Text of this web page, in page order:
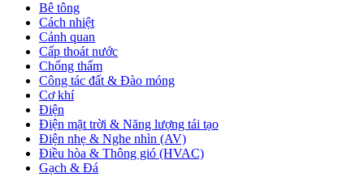
Bê tông
Cách nhiệt
Cảnh quan
Cấp thoát nước
Chống thấm
Công tác đất & Đào móng
Cơ khí
Điện
Điện mặt trời & Năng lượng tái tạo
Điện nhẹ & Nghe nhìn (AV)
Điều hòa & Thông gió (HVAC)
Gạch & Đá